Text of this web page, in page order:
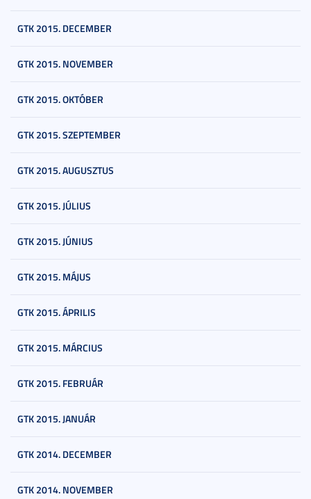
GTK 2015. DECEMBER
GTK 2015. NOVEMBER
GTK 2015. OKTÓBER
GTK 2015. SZEPTEMBER
GTK 2015. AUGUSZTUS
GTK 2015. JÚLIUS
GTK 2015. JÚNIUS
GTK 2015. MÁJUS
GTK 2015. ÁPRILIS
GTK 2015. MÁRCIUS
GTK 2015. FEBRUÁR
GTK 2015. JANUÁR
GTK 2014. DECEMBER
GTK 2014. NOVEMBER